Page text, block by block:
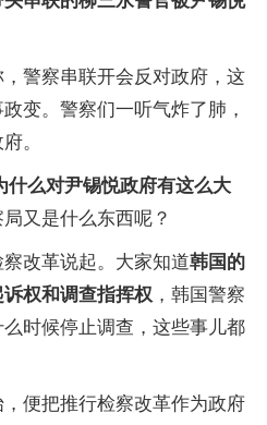
警察串联开会反对政府，这
变。警察们一听气炸了肺，
。
么对尹锡悦政府有这么大
又是什么东西呢？
改革说起。大家知道韩国的
权和调查指挥权 ，韩国警察
时候停止调查，这些事儿都
便把推行检察改革作为政府